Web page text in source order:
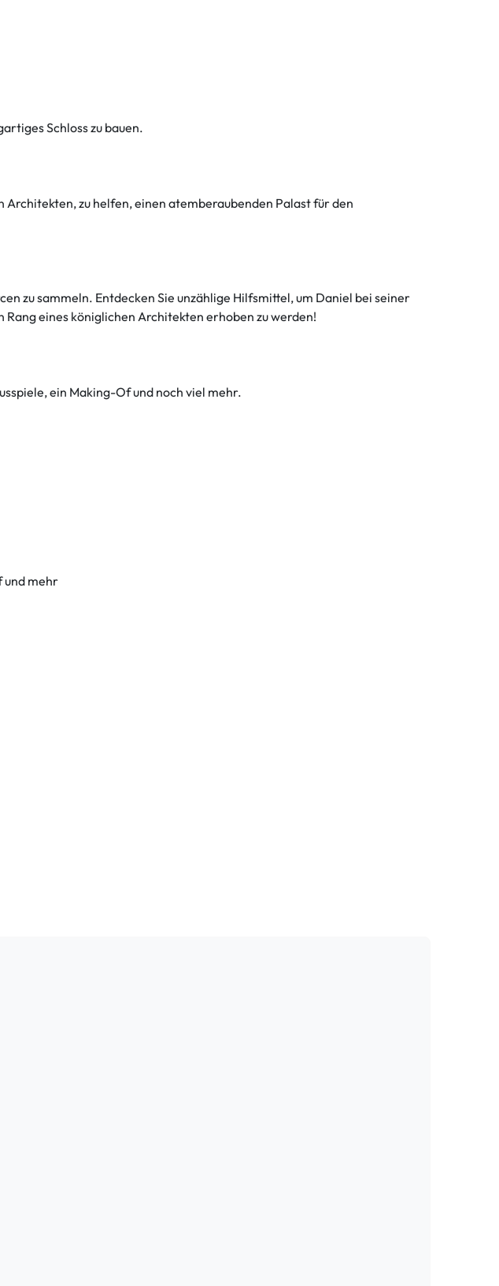
Schloss zu bauen.
zu helfen, einen atemberaubenden Palast für den
zu sammeln. Entdecken Sie unzählige Hilfsmittel, um Daniel bei seiner
eines königlichen Architekten erhoben zu werden!
ein Making-Of und noch viel mehr.
und mehr